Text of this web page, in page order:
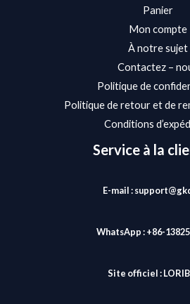
Panier
Mon compte
À notre sujet
Contactez –
Politique de
Politique de retour et de
Conditions
Service à la
E-mail :
WhatsApp : +86-
Site officiel :